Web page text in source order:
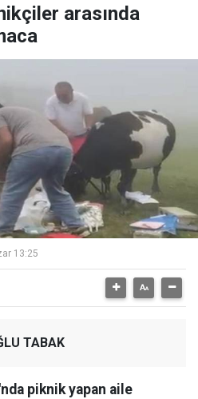
arasında
13:25
TABAK
piknik yapan aile